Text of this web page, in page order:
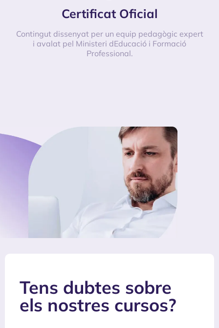
Certificat Oficial
Contingut dissenyat per un equip pedagògic expert
i avalat pel Ministeri dEducació i Formació
Professional.
Tens dubtes sobre
els nostres cursos?